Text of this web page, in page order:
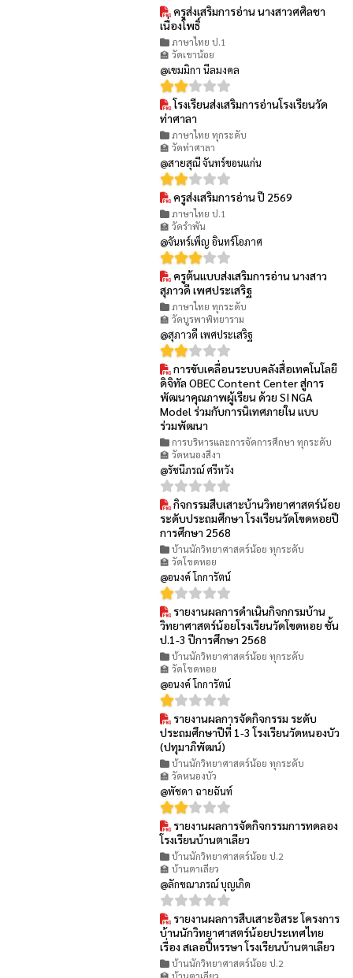
ครูส่งเสริมการอ่าน นางสาวศศิลชา
เนื่องโพธิ์
ภาษาไทย ป.1
🏫 วัดเขาน้อย
@เขมมิกา นีลมงคล
โรงเรียนส่งเสริมการอ่านโรงเรียนวัด
ท่าศาลา
ภาษาไทย ทุกระดับ
🏫 วัดท่าศาลา
@สายสุณี จันทร์ขอนแก่น
ครูส่งเสริมการอ่าน ปี 2569
ภาษาไทย ป.1
🏫 วัดรำพัน
@จันทร์เพ็ญ อินทร์โอภาศ
ครูต้นแบบส่งเสริมการอ่าน นางสาว
สุภาวดี เพศประเสริฐ
ภาษาไทย ทุกระดับ
🏫 วัดบูรพาพิทยาราม
@สุภาวดี เพศประเสริฐ
การขับเคลื่อนระบบคลังสื่อเทคโนโลยี
ดิจิทัล OBEC Content Center สู่การ
พัฒนาคุณภาพผู้เรียน ด้วย SI NGA
Model ร่วมกับการนิเทศภายใน แบบ
ร่วมพัฒนา
การบริหารและการจัดการศึกษา ทุกระดับ
🏫 วัดหนองสีงา
@รัชนีภรณ์ ศรีหวัง
กิจกรรมสืบเสาะบ้านวิทยาศาสตร์น้อย
ระดับประถมศึกษา โรงเรียนวัดโขดหอยปี
การศึกษา 2568
บ้านนักวิทยาศาสตร์น้อย ทุกระดับ
🏫 วัดโขดหอย
@อนงค์ โกการัตน์
รายงานผลการดำเนินกิจกกรมบ้าน
วิทยาศาสตร์น้อยโรงเรียนวัดโขดหอย ชั้น
ป.1-3 ปีการศึกษา 2568
บ้านนักวิทยาศาสตร์น้อย ทุกระดับ
🏫 วัดโขดหอย
@อนงค์ โกการัตน์
รายงานผลการจัดกิจกรรม ระดับ
ประถมศึกษาปีที่ 1-3 โรงเรียนวัดหนองบัว
(ปทุมาภิพัฒน์)
บ้านนักวิทยาศาสตร์น้อย ทุกระดับ
🏫 วัดหนองบัว
@พัชดา ฉายฉันท์
รายงานผลการจัดกิจกรรมการทดลอง
โรงเรียนบ้านตาเลียว
บ้านนักวิทยาศาสตร์น้อย ป.2
🏫 บ้านตาเลียว
@ลักขณาภรณ์ บุญเกิด
รายงานผลการสืบเสาะอิสระ โครงการ
บ้านนักวิทยาศาสตร์น้อยประเทศไทย
เรื่อง สเลอปี้หรรษา โรงเรียนบ้านตาเลียว
บ้านนักวิทยาศาสตร์น้อย ป.2